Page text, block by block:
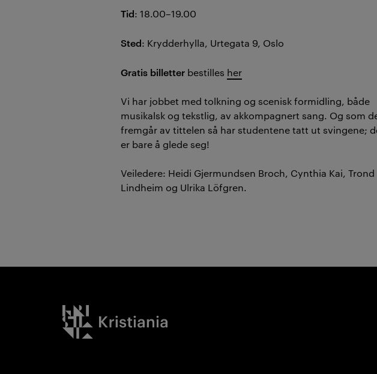
Tid: 18.00–19.00
Sted: Krydderhylla, Urtegata 9, Oslo
Gratis billetter bestilles her
Vi har jobbet med tolkning og scenisk formidling, både
musikalsk og tekstlig, av akkompagnert sang. Og som
fremgår av tittelen så har studentene tatt ut svingene;
er bare å glede seg!
Veiledere: Heidi Gjermundsen Broch, Cynthia Kai, Trond
Lindheim og Ulrika Löfgren.
Kristiania logo